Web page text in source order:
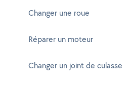
Changer une roue
Réparer un moteur
Changer un joint de culasse